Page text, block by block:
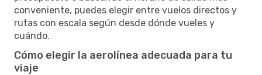
conveniente, puedes elegir entre vuelos directos y
rutas con escala según desde dónde vueles y
cuándo.
Cómo elegir la aerolínea adecuada para tu
viaje